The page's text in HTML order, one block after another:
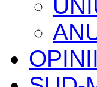
OPINII